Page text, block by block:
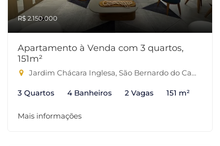
R$ 2.150.000
Apartamento à Venda com 3 quartos,
151m²
Jardim Chácara Inglesa, São Bernardo do Campo-SP
3 Quartos 4 Banheiros 2 Vagas 151 m²
Mais informações